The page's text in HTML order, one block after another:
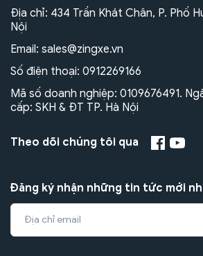
Địa chỉ: 434 Trần Khát Chân, P. Phố
Nội
Email: sales@zingxe.vn
Số điện thoại: 0912269166
Mã số doanh nghiệp: 0109676491.
cấp: SKH & ĐT TP. Hà Nội
Theo dõi chúng tôi qua
Đăng ký nhận những tin tức mới